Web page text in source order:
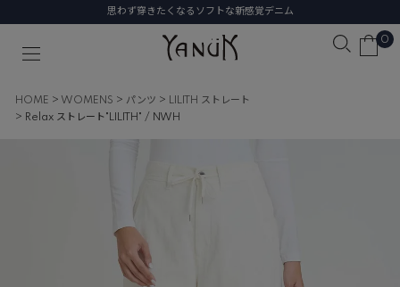
思わず穿きたくなるソフトな新感覚デニム
0
HOME WOMENS パンツ
LILITH ストレート
Relax ストレート"LILITH" / NWH